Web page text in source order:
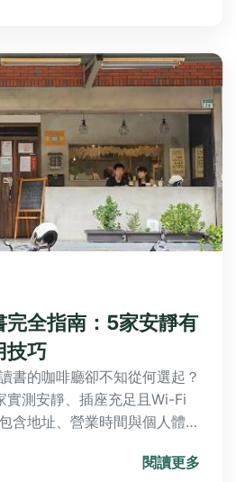
完全指南：5家安靜有
技巧
書的咖啡廳卻不知從何選起？
實測安靜、插座充足且Wi-Fi
含地址、營業時間與個人體
率。
閱讀更多